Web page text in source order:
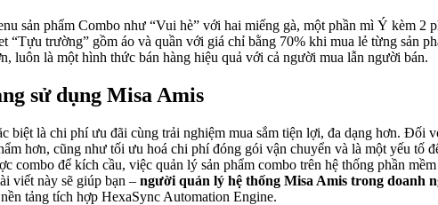
sản phẩm Combo như “Vui hè” với hai miếng gà, một phần mì Ý
“Tựu trường” gồm áo và quần với giá chỉ bằng 70% khi mua lẻ từng sản
luôn là một hình thức bán hàng hiệu quả với cả người mua lẫn người bán.
sử dụng Misa Amis
là chi phí ưu đãi cùng trải nghiệm mua sắm tiện lợi, đa dạng hơn. Đối
hơn, cũng như tối ưu hoá chi phí đóng gói vận chuyển và là một yếu tố
combo để kích cầu, việc quản lý sản phẩm combo trên hệ thống phần
viết này sẽ giúp bạn – người quản lý hệ thống Misa Amis trong doanh
tảng tích hợp HexaSync Automation Engine.